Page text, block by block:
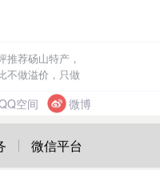
推荐砀山特产，
不做溢价，只做
空间 微博
微信平台